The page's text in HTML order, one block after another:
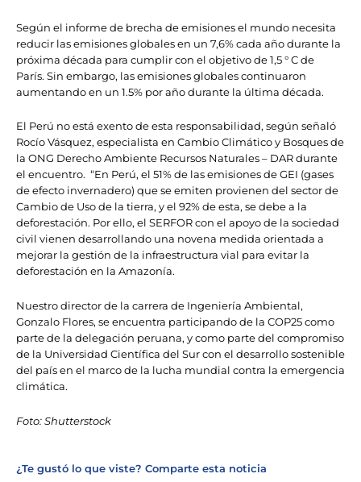
Según el informe de brecha de emisiones el mundo necesita
reducir las emisiones globales en un 7,6% cada año durante la
próxima década para cumplir con el objetivo de 1,5 ° C de
París. Sin embargo, las emisiones globales continuaron
aumentando en un 1.5% por año durante la última década.
El Perú no está exento de esta responsabilidad, según señaló
Rocío Vásquez, especialista en Cambio Climático y Bosques de
la ONG Derecho Ambiente Recursos Naturales – DAR durante
el encuentro. “En Perú, el 51% de las emisiones de GEI (gases
de efecto invernadero) que se emiten provienen del sector de
Cambio de Uso de la tierra, y el 92% de esta, se debe a la
deforestación. Por ello, el SERFOR con el apoyo de la sociedad
civil vienen desarrollando una novena medida orientada a
mejorar la gestión de la infraestructura vial para evitar la
deforestación en la Amazonía.
Nuestro director de la carrera de Ingeniería Ambiental,
Gonzalo Flores, se encuentra participando de la COP25 como
parte de la delegación peruana, y como parte del compromiso
de la Universidad Científica del Sur con el desarrollo sostenible
del país en el marco de la lucha mundial contra la emergencia
climática.
Foto: Shutterstock
¿Te gustó lo que viste? Comparte esta noticia